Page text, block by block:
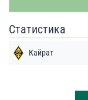
Статистика
Кайрат